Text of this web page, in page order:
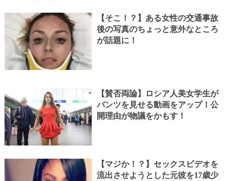
【そこ！？】ある女性の交通事故
後の写真のちょっと意外なところ
が話題に！
【賛否両論】ロシア人美女学生が
パンツを見せる動画をアップ！公
開理由が物議をかもす！
【マジか！？】セックスビデオを
流出させようとした元彼を17歳少